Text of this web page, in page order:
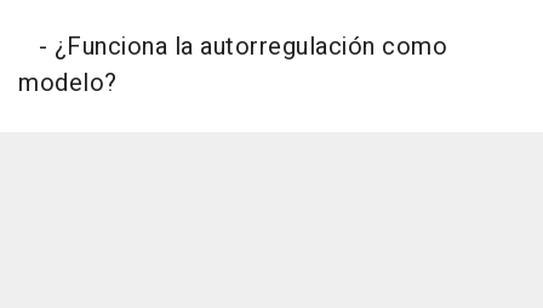
- ¿Funciona la autorregulación como
modelo?